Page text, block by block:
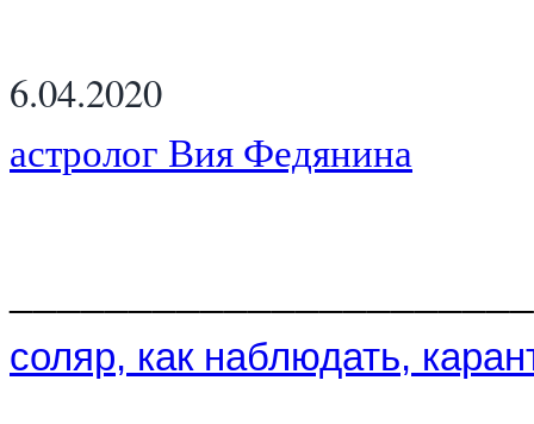
6.04.2020
астролог Вия Федянина
соляр, как наблюдать,